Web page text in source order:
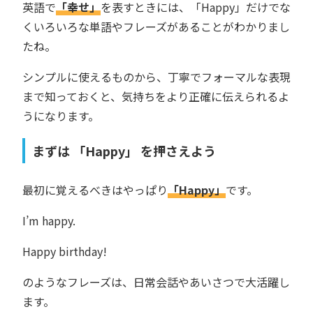
英語で「幸せ」を表すときには、「Happy」だけでな
くいろいろな単語やフレーズがあることがわかりまし
たね。
シンプルに使えるものから、丁寧でフォーマルな表現
まで知っておくと、気持ちをより正確に伝えられるよ
うになります。
まずは 「Happy」 を押さえよう
最初に覚えるべきはやっぱり「Happy」です。
I’m happy.
Happy birthday!
のようなフレーズは、日常会話やあいさつで大活躍し
ます。